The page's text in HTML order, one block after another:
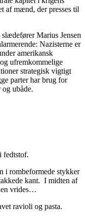
af mænd, der presses til
Marius Jensen
Nazisterne er
amerikansk
ufremkommelige
strategisk vigtigt
parter har brug for
ubåde.
fedtstof.
i rombeformede stykker
kant. I midten af
vrides…
ravioli og pasta.